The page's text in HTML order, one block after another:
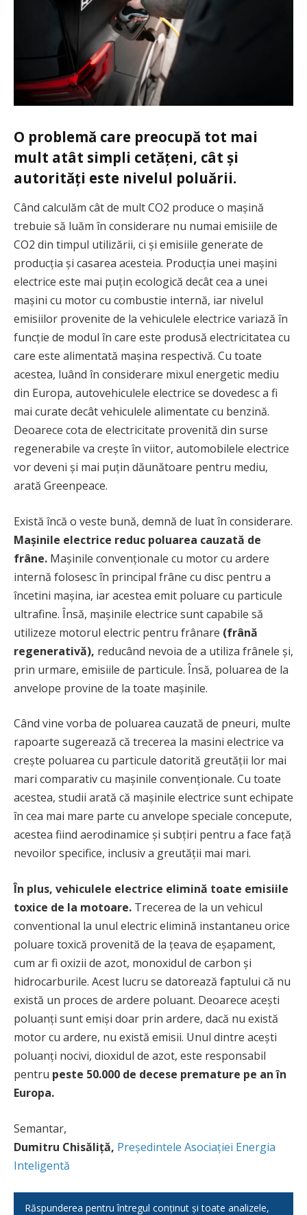
O problemă care preocupă tot mai
mult atât simpli cetățeni, cât și
autorități este nivelul poluării.
Când calculăm cât de mult CO2 produce o mașină
trebuie să luăm în considerare nu numai emisiile de
CO2 din timpul utilizării, ci și emisiile generate de
producția și casarea acesteia. Producția unei mașini
electrice este mai puțin ecologică decât cea a unei
mașini cu motor cu combustie internă, iar nivelul
emisiilor provenite de la vehiculele electrice variază în
funcție de modul în care este produsă electricitatea cu
care este alimentată mașina respectivă. Cu toate
acestea, luând în considerare mixul energetic mediu
din Europa, autovehiculele electrice se dovedesc a fi
mai curate decât vehiculele alimentate cu benzină.
Deoarece cota de electricitate provenită din surse
regenerabile va crește în viitor, automobilele electrice
vor deveni și mai puțin dăunătoare pentru mediu,
arată Greenpeace.
Există încă o veste bună, demnă de luat în considerare.
Mașinile electrice reduc poluarea cauzată de
frâne. Mașinile convenționale cu motor cu ardere
internă folosesc în principal frâne cu disc pentru a
încetini mașina, iar acestea emit poluare cu particule
ultrafine. Însă, mașinile electrice sunt capabile să
utilizeze motorul electric pentru frânare (frână
regenerativă), reducând nevoia de a utiliza frânele și,
prin urmare, emisiile de particule. Însă, poluarea de la
anvelope provine de la toate mașinile.
Când vine vorba de poluarea cauzată de pneuri, multe
rapoarte sugerează că trecerea la masini electrice va
crește poluarea cu particule datorită greutății lor mai
mari comparativ cu mașinile convenționale. Cu toate
acestea, studii arată că mașinile electrice sunt echipate
în cea mai mare parte cu anvelope speciale concepute,
acestea fiind aerodinamice și subțiri pentru a face față
nevoilor specifice, inclusiv a greutății mai mari.
În plus, vehiculele electrice elimină toate emisiile
toxice de la motoare. Trecerea de la un vehicul
conventional la unul electric elimină instantaneu orice
poluare toxică provenită de la țeava de eșapament,
cum ar fi oxizii de azot, monoxidul de carbon și
hidrocarburile. Acest lucru se datorează faptului că nu
există un proces de ardere poluant. Deoarece acești
poluanți sunt emiși doar prin ardere, dacă nu există
motor cu ardere, nu există emisii. Unul dintre acești
poluanți nocivi, dioxidul de azot, este responsabil
pentru peste 50.000 de decese premature pe an în
Europa.
Semantar,
Dumitru Chisăliță, Președintele Asociației Energia
Inteligentă
Răspunderea pentru întregul conținut și toate analizele,